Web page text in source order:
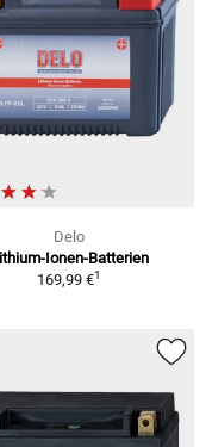
Delo
Ionen-Batterien
169,99 €1